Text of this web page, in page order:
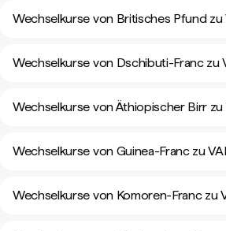
Wechselkurse von Britisches Pfund zu
Wechselkurse von Dschibuti-Franc zu
Wechselkurse von Äthiopischer Birr zu
Wechselkurse von Guinea-Franc zu
Wechselkurse von Komoren-Franc zu